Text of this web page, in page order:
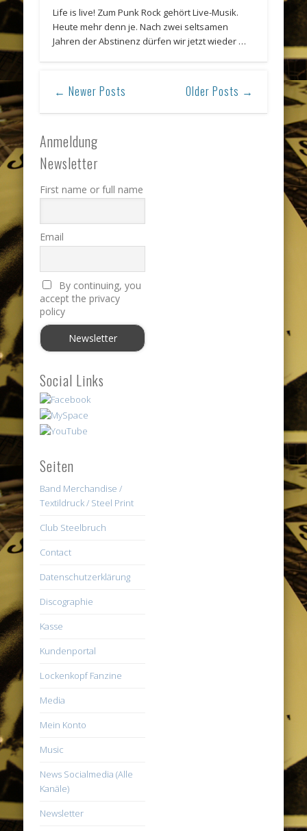
Life is live! Zum Punk Rock gehört Live-Musik.
Heute mehr denn je. Nach zwei seltsamen
Jahren der Abstinenz dürfen wir jetzt wieder …
← Newer Posts Older Posts →
Anmeldung
Newsletter
First name or full name
Email
By continuing, you
accept the privacy
policy
Social Links
Seiten
Band Merchandise /
Textildruck / Steel Print
Club Steelbruch
Contact
Datenschutzerklärung
Discographie
Kasse
Kundenportal
Lockenkopf Fanzine
Media
Mein Konto
Music
News Socialmedia (Alle
Kanäle)
Newsletter